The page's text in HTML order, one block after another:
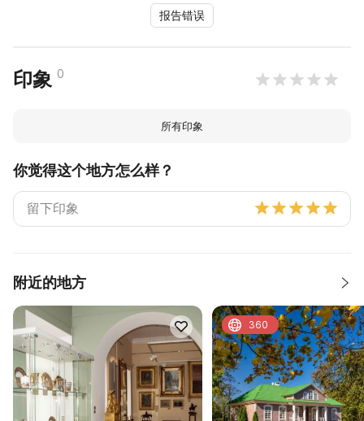
报告错误
印象 0
所有印象
你觉得这个地方怎么样？
附近的地方
360